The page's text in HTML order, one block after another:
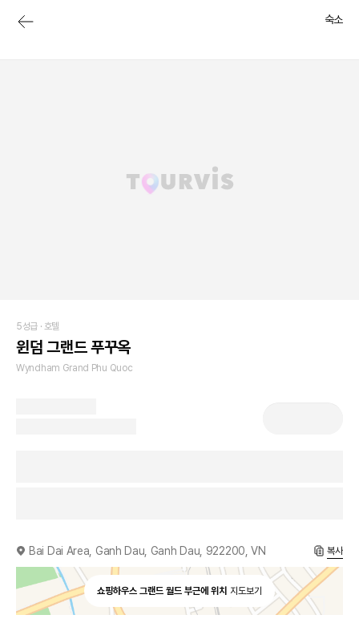
숙소
5성급 · 호텔
윈덤 그랜드 푸꾸옥
Wyndham Grand Phu Quoc
Bai Dai Area, Ganh Dau, Ganh Dau, 922200, VN 복사
쇼핑하우스 그랜드 월드 부근에 위치 지도보기